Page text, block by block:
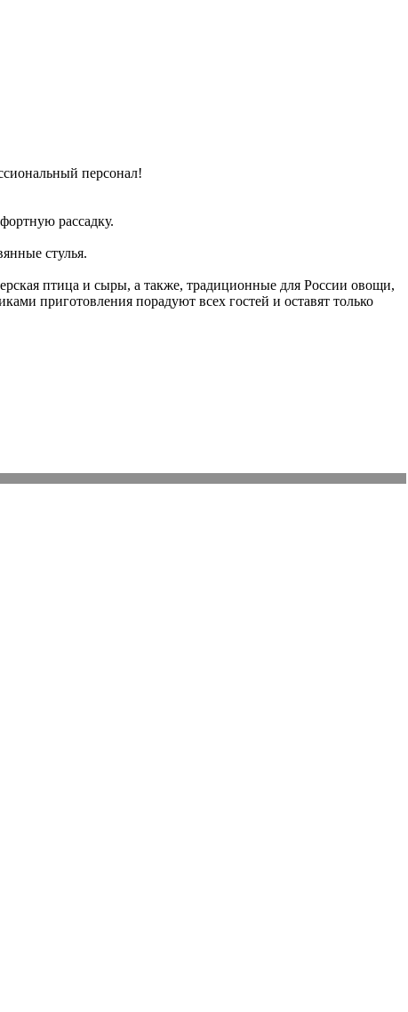
персонал!
рассадку.
стулья.
птица и сыры, а также, традиционные для России овощи,
приготовления порадуют всех гостей и оставят только